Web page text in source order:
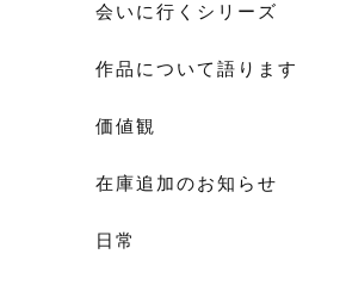
会いに行くシリーズ
作品について語ります
価値観
在庫追加のお知らせ
日常